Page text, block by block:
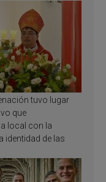
tuvo lugar
que
local con la
identidad de las